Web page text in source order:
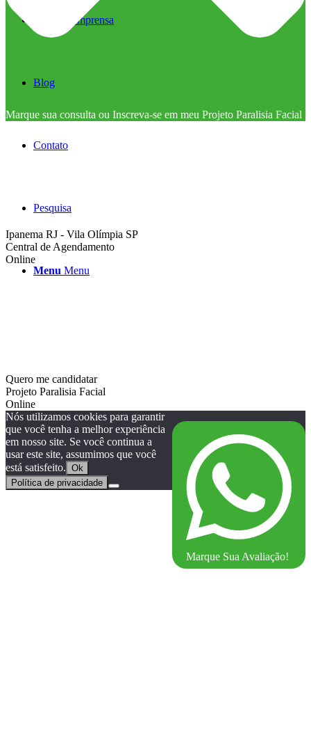
Imprensa
Blog
Contato
Pesquisa
Menu Menu
Marque sua consulta ou Inscreva-se em meu Projeto Paralisia Facial
Ipanema RJ - Vila Olímpia SP
Central de Agendamento
Online
Quero me candidatar
Projeto Paralisia Facial
Online
Marque Sua Avaliação!
Nós utilizamos cookies para garantir
que você tenha a melhor experiência
em nosso site. Se você continua a
usar este site, assumimos que você
está satisfeito. Ok
Política de privacidade